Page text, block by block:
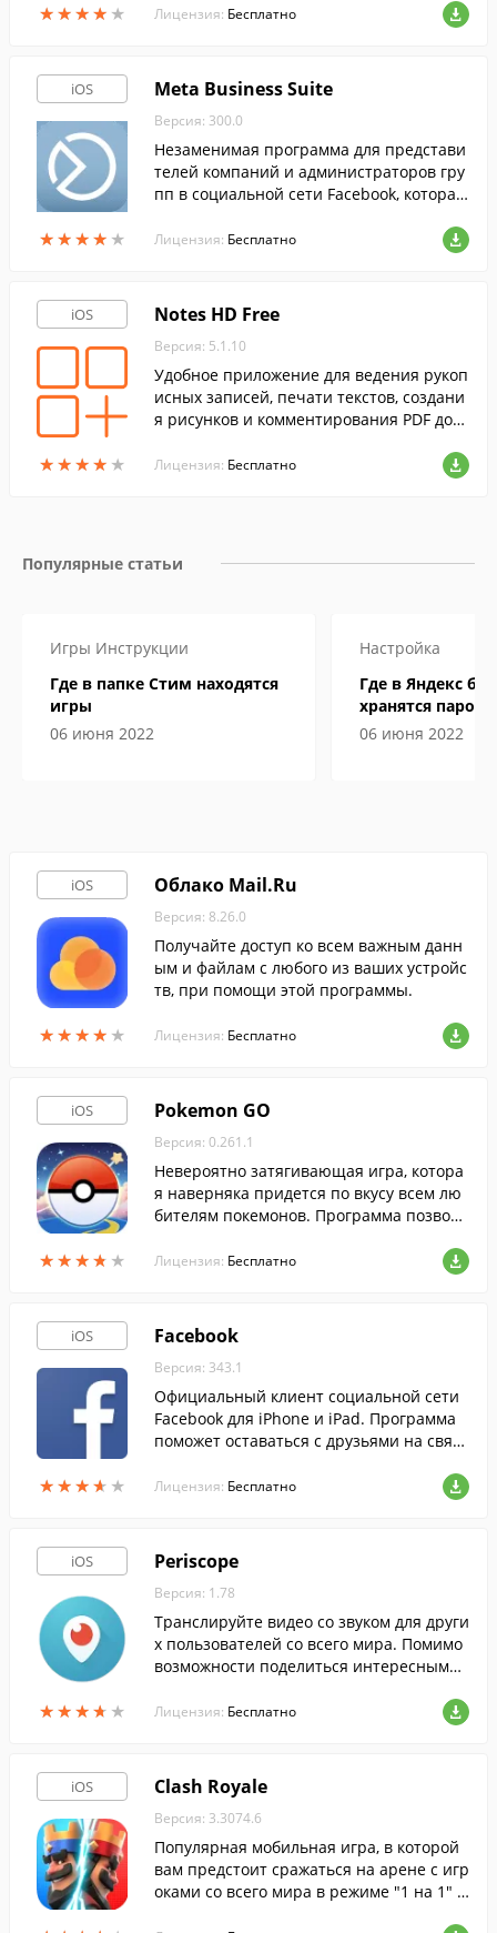
★★★★ ★
★★★★ ★
йликов и поддержку функции быстрых о
Лицензия: Бесплатно
iOS
★★★★ ★
★★★★ ★
Meta Business Suite
Версия: 300.0
Незаменимая программа для представи
телей компаний и администраторов гру
пп в социальной сети Facebook, которая
ями.
Лицензия: Бесплатно
iOS
★★★★ ★
★★★★ ★
Notes HD Free
Версия: 5.1.10
Удобное приложение для ведения рукоп
исных записей, печати текстов, создани
я рисунков и комментирования PDF доку
Лицензия: Бесплатно
Популярные статьи
Игры Инструкции
Где в папке Стим находятся
игры
06 июня 2022
Настройка
Где в Яндекс
хранятся пароли
06 июня 2022
iOS
★★★★ ★
★★★★ ★
Облако Mail.Ru
Версия: 8.26.0
Получайте доступ ко всем важным данн
ым и файлам с любого из ваших устройс
тв, при помощи этой программы.
Лицензия: Бесплатно
iOS
★★★★ ★
★★★★ ★
Pokemon GO
Версия: 0.261.1
Невероятно затягивающая игра, котора
я наверняка придется по вкусу всем лю
бителям покемонов. Программа позволи
оиски самых редких покемонов.
Лицензия: Бесплатно
iOS
★★★★ ★
★★★★ ★
Facebook
Версия: 343.1
Официальный клиент социальной сети
Facebook для iPhone и iPad. Программа
поможет оставаться с друзьями на связ
и событиями своей жизни.
Лицензия: Бесплатно
iOS
★★★★ ★
★★★★ ★
Periscope
Версия: 1.78
Транслируйте видео со звуком для други
х пользователей со всего мира. Помимо
возможности поделиться интересными
рансляции со всего мира.
Лицензия: Бесплатно
iOS Clash Royale
Версия: 3.3074.6
Популярная мобильная игра, в которой
вам предстоит сражаться на арене с игр
оками со всего мира в режиме "1 на 1" и